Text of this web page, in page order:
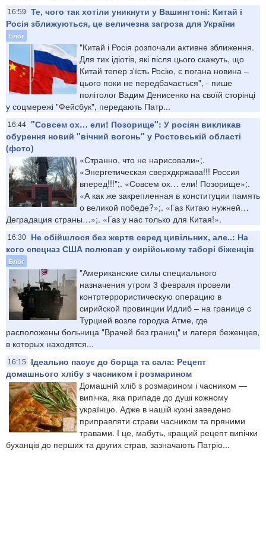
16:59
Те, чого так хотіли уникнути у Вашингтоні: Китай і
Росія зближуються, це величезна загроза для України
Блог
"Китай і Росія розпочали активне зближення.
Для тих ідіотів, які після цього скажуть, що
Китай тепер з'їсть Росію, є погана новина –
цього поки не передбачається", - пише
політолог Вадим Денисенко на своїй сторінці
у соцмережі "Фейсбук", передають Патр...
16:44 "Совсем ох… ели! Позорище": У росіян викликав
обурення новий "вічний вогонь" у Ростовській області
(фото)
«Странно, что не нарисовали»;.
«Энергетическая сверхдкржава!!! Россия
вперед!!!";. «Совсем ох… ели! Позорище»;.
«А как же закрепленная в конституции память
о великой победе?»;. «Газ Китаю нужней…
Деградация страны…»;. «Газ у нас только для Китая!».
16:30
Не обійшлося без жертв серед цивільних, але..: На
кого спецназ США полював у сирійському таборі біженців
Блог
"Американские силы специального
назначения утром 3 февраля провели
контртеррористическую операцию в
сирийской провинции Идлиб – на границе с
Турцией возле городка Атме, где
расположены больница "Врачей без границ" и лагеря беженцев,
в которых находятся...
16:15
Ідеально пасує до борща та сала: Рецепт
домашнього хлібу з часником і розмарином
Домашній хліб з розмарином і часником —
випічка, яка припаде до душі кожному
українцю. Адже в нашій кухні заведено
приправляти страви часником та пряними
травами. І це, мабуть, кращий рецепт випічки
буханців до перших та других страв, зазначають Патріо...